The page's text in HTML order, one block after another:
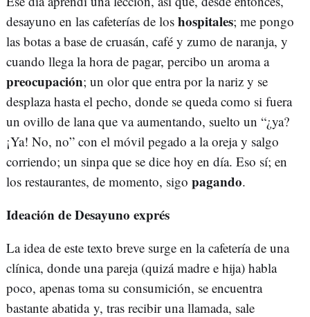
desayuno en las cafeterías de los hospitales; me pongo
las botas a base de cruasán, café y zumo de naranja, y
cuando llega la hora de pagar, percibo un aroma a
preocupación; un olor que entra por la nariz y se
desplaza hasta el pecho, donde se queda como si fuera
un ovillo de lana que va aumentando, suelto un “¿ya?
¡Ya! No, no” con el móvil pegado a la oreja y salgo
corriendo; un sinpa que se dice hoy en día. Eso sí; en
los restaurantes, de momento, sigo pagando.
Ideación de Desayuno exprés
La idea de este texto breve surge en la cafetería de una
clínica, donde una pareja (quizá madre e hija) habla
poco, apenas toma su consumición, se encuentra
bastante abatida y, tras recibir una llamada, sale